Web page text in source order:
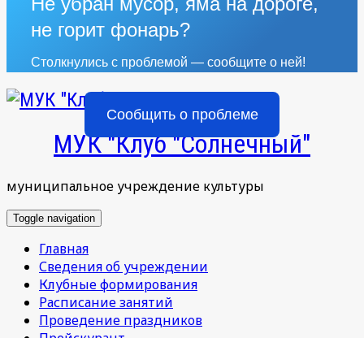
не горит фонарь?
Столкнулись с проблемой — сообщите о ней!
Сообщить о проблеме
МУК "Клуб "Солнечный"
муниципальное учреждение культуры
Toggle navigation
Главная
Сведения об учреждении
Клубные формирования
Расписание занятий
Проведение праздников